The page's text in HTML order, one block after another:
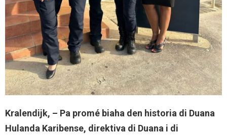
Kralendijk, – Pa promé biaha den historia di Duana
Hulanda Karibense, direktiva di Duana i di